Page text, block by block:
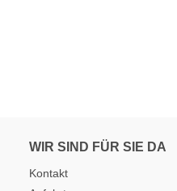
WIR SIND FÜR SIE DA
Kontakt